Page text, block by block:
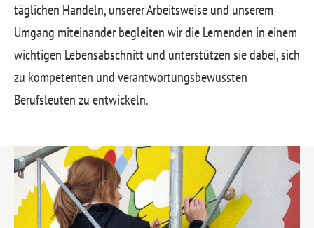
täglichen Handeln, unserer Arbeitsweise und unserem
Umgang miteinander begleiten wir die Lernenden in einem
wichtigen Lebensabschnitt und unterstützen sie dabei, sich
zu kompetenten und verantwortungsbewussten
Berufsleuten zu entwickeln.